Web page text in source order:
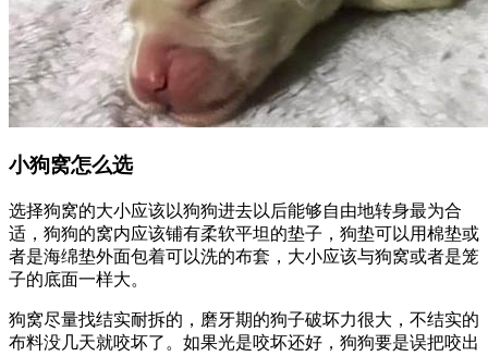
小狗窝怎么选
选择狗窝的大小应该以狗狗进去以后能够自由地转身最为合
适，狗狗的窝内应该铺有柔软平坦的垫子，狗垫可以用棉垫或
者是海绵垫外面包着可以洗的布套，大小应该与狗窝或者是笼
子的底面一样大。
狗窝尽量找结实耐拆的，磨牙期的狗子破坏力很大，不结实的
布料没几天就咬坏了。如果光是咬坏还好，狗狗要是误把咬出